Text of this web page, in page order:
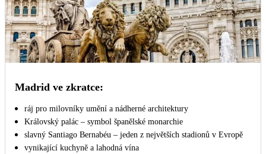
Madrid ve zkratce:
ráj pro milovníky umění a nádherné architektury
Královský palác – symbol španělské monarchie
slavný Santiago Bernabéu – jeden z největších stadionů v Evropě
vynikající kuchyně a lahodná vína